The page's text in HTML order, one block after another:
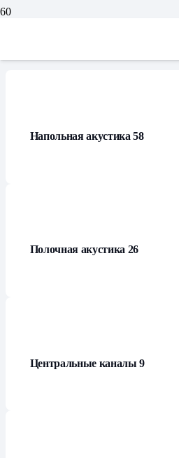
Напольная акустика58
Полочная акустика 26
Центральные каналы9